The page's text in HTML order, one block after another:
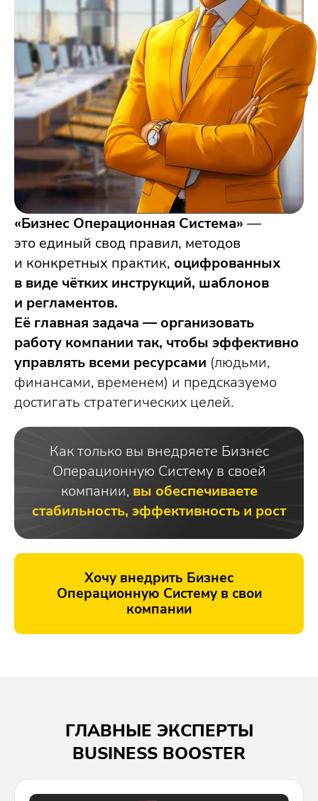
«Бизнес Операционная Система» —
это единый свод правил, методов
и конкретных практик, оцифрованных
в виде чётких инструкций, шаблонов
и регламентов.
Её главная задача — организовать
работу компании так, чтобы эффективно
управлять всеми ресурсами (людьми,
финансами, временем) и предсказуемо
достигать стратегических целей.
Как только вы внедряете Бизнес
Операционную Систему в своей
компании, вы обеспечиваете
стабильность, эффективность и рост
Хочу внедрить Бизнес
Операционную Систему в свои
компании
ГЛАВНЫЕ ЭКСПЕРТЫ
BUSINESS BOOSTER